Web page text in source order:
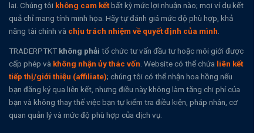
lai. Chúng tôi không cam kếtbất kỳ mức lợi nhuận nào; mọi ví dụ kết
quả chỉ mang tính minh họa. Hãy tự đánh giá mức độ phù hợp, khả
năng tài chính và chịu trách nhiệm về quyết định của mình.
TRADERPTKT không phải tổ chức tư vấn đầu tư hoặc môi giới được
cấp phép và không nhận ủy thác vốn. Website có thể chứa liên kết
tiếp thị/giới thiệu (affiliate); chúng tôi có thể nhận hoa hồng nếu
bạn đăng ký qua liên kết, nhưng điều này không làm tăng chi phí của
bạn và không thay thế việc bạn tự kiểm tra điều kiện, pháp nhân, cơ
quan quản lý và mức độ phù hợp của dịch vụ.